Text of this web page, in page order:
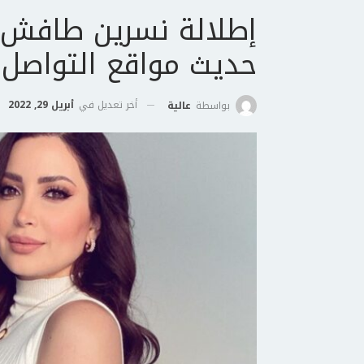
إطلالة نسرين
حديث مواقع
بواسطة عالية أخر تعديل في أبريل 29, 2022